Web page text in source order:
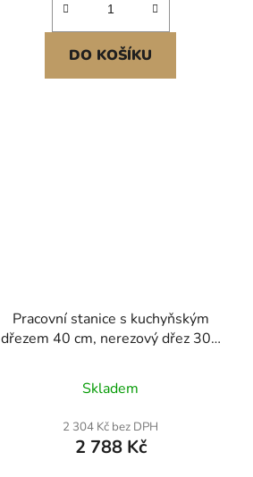
DO KOŠÍKU
Pracovní stanice s kuchyňským
dřezem 40 cm, nerezový dřez 304
jednodřezové umyvadlo ve
venkovském stylu s
příslušenstvím, dřezy do myčky
nádobí pro karavany, přípravné
kuchyně a bary (černá)
Skladem
2 304 Kč bez DPH
2 788 Kč